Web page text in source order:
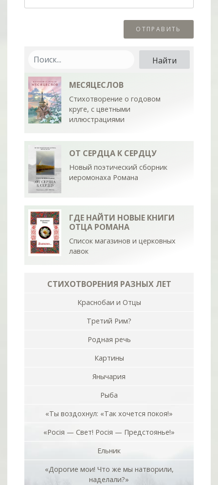
МЕСЯЦЕСЛОВ
Стихотворение о годовом
круге, с цветными
иллюстрациями
ОТ СЕРДЦА К СЕРДЦУ
Новый поэтический сборник
иеромонаха Романа
ГДЕ НАЙТИ НОВЫЕ КНИГИ
ОТЦА РОМАНА
Список магазинов и церковных
лавок
СТИХОТВОРЕНИЯ РАЗНЫХ ЛЕТ
Краснобаи и Отцы
Третий Рим?
Родная речь
Картины
Янычария
Рыба
«Ты воздохнул: «Так хочется покоя!»
«Росiя — Свет! Росiя — Предстоянье!»
Ельник
«Дорогие мои! Что же мы натворили,
наделали?»